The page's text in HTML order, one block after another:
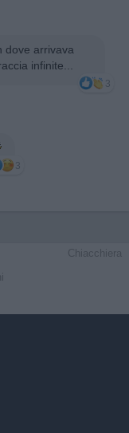
dove arrivava
infinite...
3
3
Chiacchiera